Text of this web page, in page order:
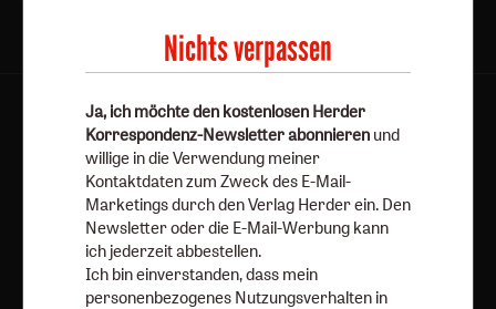
AGB und Widerrufsbelehrung
Datenschutz
Barrierefreiheit
Impressum
Vertrag widerrufen Abo online kündigen
Nichts verpassen
Ja, ich möchte den kostenlosen Herder
Korrespondenz-Newsletter abonnieren und
willige in die Verwendung meiner
Kontaktdaten zum Zweck des E-Mail-
Marketings durch den Verlag Herder ein. Den
Newsletter oder die E-Mail-Werbung kann
ich jederzeit abbestellen.
Ich bin einverstanden, dass mein
personenbezogenes Nutzungsverhalten in